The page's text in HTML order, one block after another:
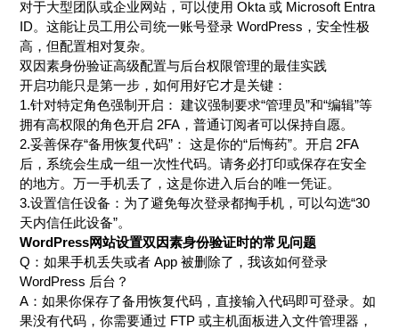
对于大型团队或企业网站，可以使用 Okta 或 Microsoft Entra
ID。这能让员工用公司统一账号登录 WordPress，安全性极
高，但配置相对复杂。
双因素身份验证高级配置与后台权限管理的最佳实践
开启功能只是第一步，如何用好它才是关键：
1.针对特定角色强制开启： 建议强制要求“管理员”和“编辑”等
拥有高权限的角色开启 2FA，普通订阅者可以保持自愿。
2.妥善保存“备用恢复代码”： 这是你的“后悔药”。开启 2FA
后，系统会生成一组一次性代码。请务必打印或保存在安全
的地方。万一手机丢了，这是你进入后台的唯一凭证。
3.设置信任设备：为了避免每次登录都掏手机，可以勾选“30
天内信任此设备”。
WordPress网站设置双因素身份验证时的常见问题
Q：如果手机丢失或者 App 被删除了，我该如何登录
WordPress 后台？
A：如果你保存了备用恢复代码，直接输入代码即可登录。如
果没有代码，你需要通过 FTP 或主机面板进入文件管理器，